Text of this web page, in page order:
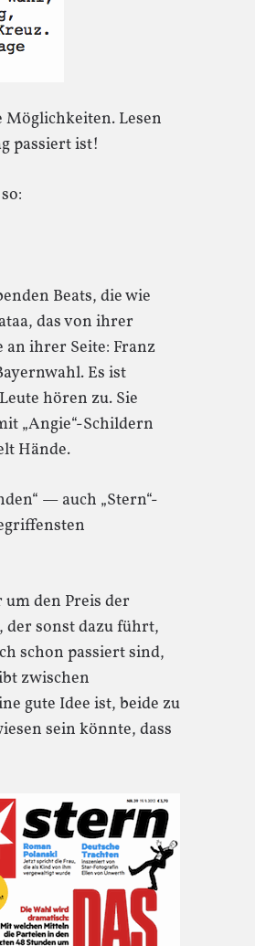
Lesen
passiert ist!
Beats, die wie
das von ihrer
ihrer Seite: Franz
Es ist
hören zu. Sie
„Angie“-Schildern
Hände.
— auch „Stern“-
den Preis der
der sonst dazu führt,
schon passiert sind,
zwischen
gute Idee ist, beide zu
sein könnte, dass